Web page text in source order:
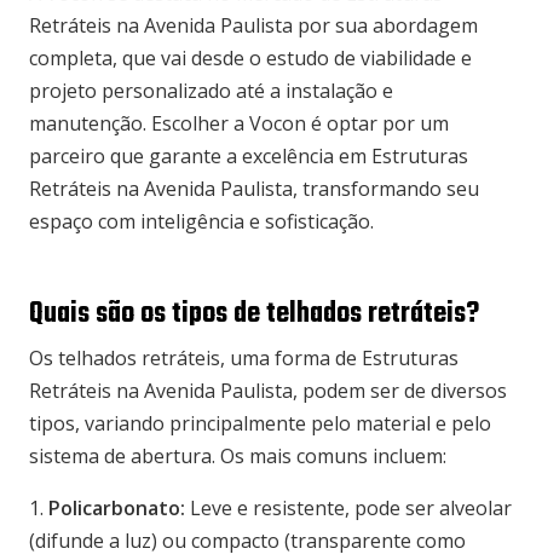
Retráteis na Avenida Paulista por sua abordagem
completa, que vai desde o estudo de viabilidade e
projeto personalizado até a instalação e
manutenção. Escolher a Vocon é optar por um
parceiro que garante a excelência em Estruturas
Retráteis na Avenida Paulista, transformando seu
espaço com inteligência e sofisticação.
Quais são os tipos de telhados retráteis?
Os telhados retráteis, uma forma de Estruturas
Retráteis na Avenida Paulista, podem ser de diversos
tipos, variando principalmente pelo material e pelo
sistema de abertura. Os mais comuns incluem:
1. Policarbonato: Leve e resistente, pode ser alveolar
(difunde a luz) ou compacto (transparente como